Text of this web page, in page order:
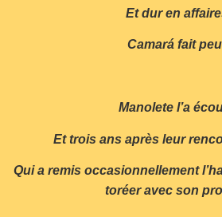
Et dur en
Camará fait
Manolete l’a
Et trois ans après leur
Qui a remis occasionnellement
toréer avec son